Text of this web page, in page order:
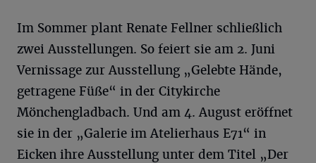
Im Sommer plant Renate Fellner schließlich
zwei Ausstellungen. So feiert sie am 2. Juni
Vernissage zur Ausstellung „Gelebte Hände,
getragene Füße“ in der Citykirche
Mönchengladbach. Und am 4. August eröffnet
sie in der „Galerie im Atelierhaus E71“ in
Eicken ihre Ausstellung unter dem Titel „Der